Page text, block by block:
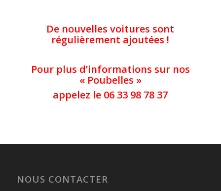
De nouvelles voitures sont
régulièrement ajoutées !
Pour plus d’informations sur nos
« Poubelles »
appelez le 06 33 98 78 37
NOUS CONTACTER